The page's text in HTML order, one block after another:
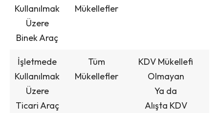
Kullanılmak
Üzere
Binek Araç
Mükellefler
İşletmede
Kullanılmak
Üzere
Ticari Araç
Tüm
Mükellefler
KDV Mükellefi
Olmayan
Ya da
Alışta KDV